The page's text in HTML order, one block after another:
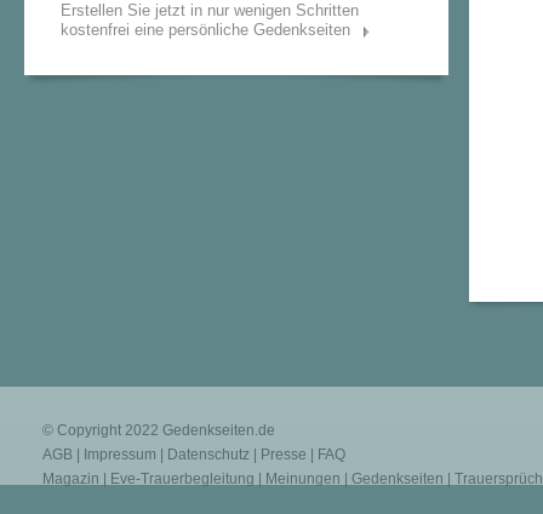
Erstellen Sie jetzt in nur wenigen Schritten
kostenfrei eine persönliche Gedenkseiten
© Copyright 2022 Gedenkseiten.de
AGB
Impressum Datenschutz Presse
FAQ
Magazin
Eve-Trauerbegleitung Meinungen Gedenkseiten